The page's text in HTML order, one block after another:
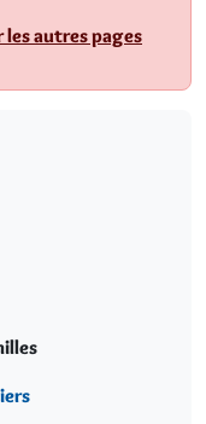
autres pages